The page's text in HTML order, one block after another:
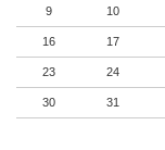
9 10
16 17
23 24
30 31